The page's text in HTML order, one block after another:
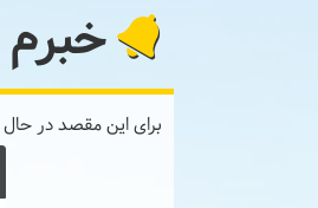
برای این مقصد در